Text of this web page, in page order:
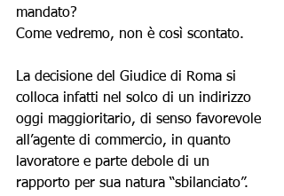
mandato?
Come vedremo, non è così scontato.
La decisione del Giudice di Roma si
colloca infatti nel solco di un indirizzo
oggi maggioritario, di senso favorevole
all’agente di commercio, in quanto
lavoratore e parte debole di un
rapporto per sua natura “sbilanciato”.